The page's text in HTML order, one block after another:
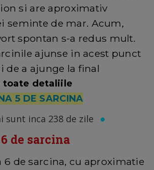
si are aproximativ
seminte de mar. Acum,
spontan s-a redus mult.
ajunse in acest punct
de a ajunge la final
toate detaliile
5 DE SARCINA
sunt inca 238 de zile
de sarcina
6 de sarcina, cu aproximatie